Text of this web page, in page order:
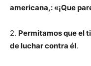
americana,: «¡Que
2. Permitamos que el
de luchar contra él.